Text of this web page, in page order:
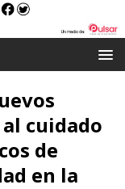
cuidado
de
en la